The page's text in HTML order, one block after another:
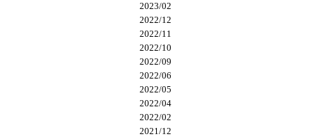
2023/02
2022/12
2022/11
2022/10
2022/09
2022/06
2022/05
2022/04
2022/02
2021/12